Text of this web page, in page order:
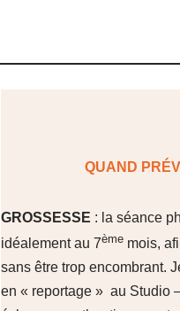
QUAND
GROSSESSE : la séance
idéalement au 7èmemois,
sans être trop encombrant.
en « reportage » au Studio